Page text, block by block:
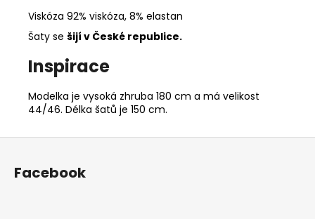
Viskóza 92% viskóza, 8% elastan
Šaty se šijí v České republice.
Inspirace
Modelka je vysoká zhruba 180 cm a má velikost
44/46. Délka šatů je 150 cm.
Z
Facebook